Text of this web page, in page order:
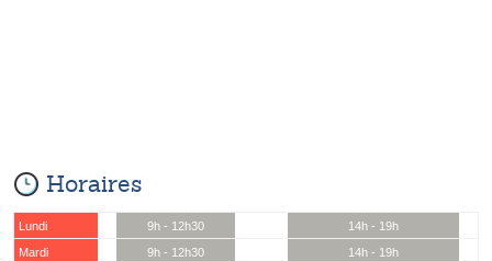
Horaires
Lundi 9h - 12h30
14h - 19h
Mardi
9h - 12h30
14h - 19h